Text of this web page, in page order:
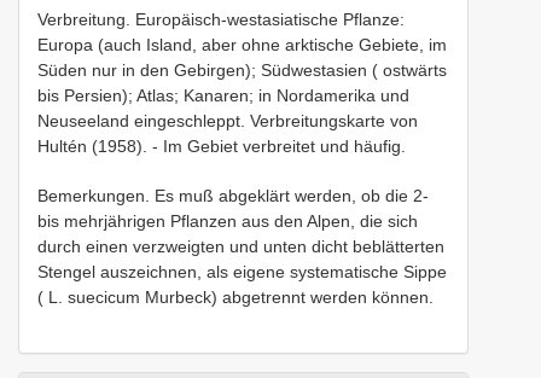
Verbreitung. Europäisch-westasiatische Pflanze:
Europa (auch Island, aber ohne arktische Gebiete, im
Süden nur in den Gebirgen); Südwestasien ( ostwärts
bis Persien); Atlas; Kanaren; in Nordamerika und
Neuseeland eingeschleppt. Verbreitungskarte von
Hultén (1958). - Im Gebiet verbreitet und häufig.
Bemerkungen. Es muß abgeklärt werden, ob die 2-
bis mehrjährigen Pflanzen aus den Alpen, die sich
durch einen verzweigten und unten dicht beblätterten
Stengel auszeichnen, als eigene systematische Sippe
( L. suecicum Murbeck) abgetrennt werden können.